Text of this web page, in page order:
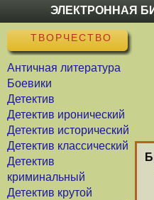
ЭЛЕКТРОННАЯ
ТВОРЧЕСТВО
Античная литература
Боевики
Детектив
Детектив иронический
Детектив исторический
Детектив классический
Детектив
криминальный
Детектив крутой